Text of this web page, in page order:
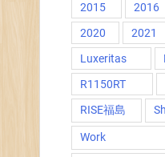
2015
2016
2020
2021
Luxeritas
R1150RT
RISE福島
Work